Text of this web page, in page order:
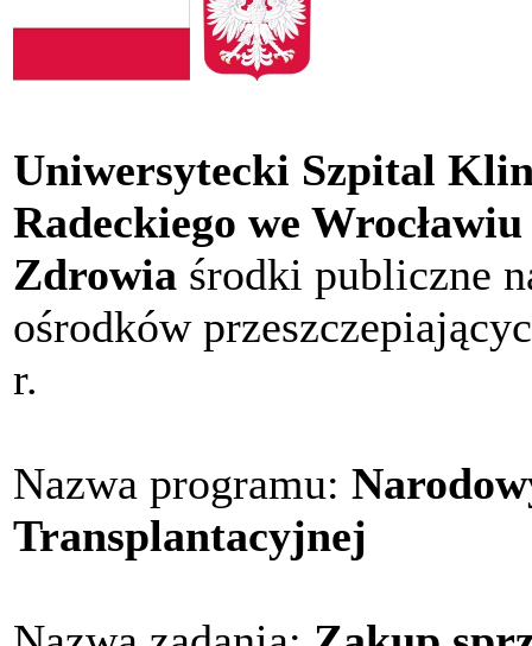
Uniwersytecki Szpital
Radeckiego we Wrocławiu
Zdrowia środki publiczne
ośrodków
r.
Nazwa programu:
Transplantacyjnej